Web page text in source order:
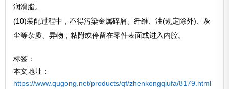
润滑脂。
(10)装配过程中，不得污染金属碎屑、纤维、油(规定除外)、灰
尘等杂质、异物，粘附或停留在零件表面或进入内腔。
标签：
本文地址：
https://www.qugong.net/products/qf/zhenkongqiufa/8179.html